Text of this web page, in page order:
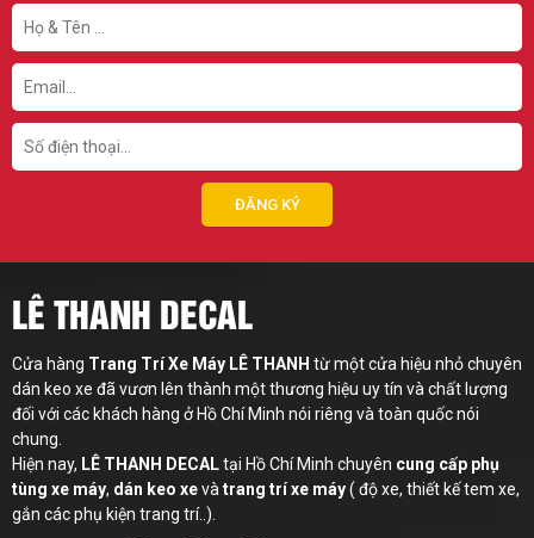
LÊ THANH DECAL
Cửa hàng Trang Trí Xe Máy LÊ THANH từ một cửa hiệu nhỏ chuyên
dán keo xe đã vươn lên thành một thương hiệu uy tín và chất lượng
đối với các khách hàng ở Hồ Chí Minh nói riêng và toàn quốc nói
chung.
Hiện nay, LÊ THANH DECALtại Hồ Chí Minh chuyên cung cấp phụ
tùng xe máy, dán keo xevàtrang trí xe máy( độ xe, thiết kế tem xe,
gắn các phụ kiện trang trí..).